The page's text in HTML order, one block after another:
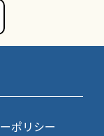
ポリシー